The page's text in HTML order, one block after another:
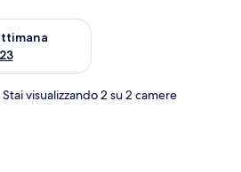
il prossimo fine settimana, ago 21
Stai visualizzando 2 su 2 camere